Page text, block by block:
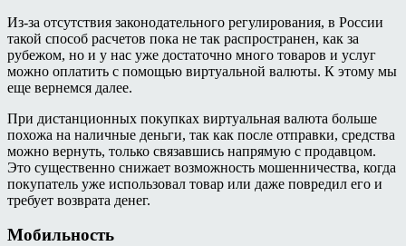
Из-за отсутствия законодательного регулирования, в России
такой способ расчетов пока не так распространен, как за
рубежом, но и у нас уже достаточно много товаров и услуг
можно оплатить с помощью виртуальной валюты. К этому мы
еще вернемся далее.
При дистанционных покупках виртуальная валюта больше
похожа на наличные деньги, так как после отправки, средства
можно вернуть, только связавшись напрямую с продавцом.
Это существенно снижает возможность мошенничества, когда
покупатель уже использовал товар или даже повредил его и
требует возврата денег.
Мобильность